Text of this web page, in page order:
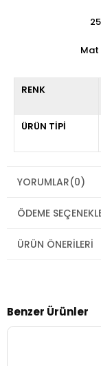
Mat
RENK
ÜRÜN TİPİ
YORUMLAR(0)
ÖDEME
ÜRÜN ÖNERILERI
Benzer Ürünler